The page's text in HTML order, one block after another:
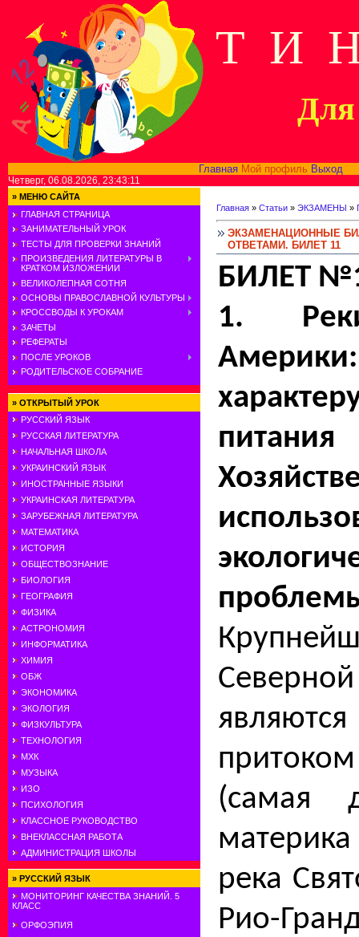
Т И
Для
Главная Мой профиль Выход
Четверг, 06.08.2026, 23:43:11
» МЕНЮ САЙТА
ГЛАВНАЯ СТРАНИЦА
ЗАНИМАТЕЛЬНЫЙ УРОК
ТЕСТЫ ДЛЯ ПРОВЕРКИ ЗНАНИЙ
ПРОИЗВЕДЕНИЯ ЛИТЕРАТУРЫ В
КРАТКОМ ИЗЛОЖЕНИИ
ВЕЛИКОЛЕПНАЯ СОТНЯ
ОСНОВЫ ПРАВОСЛАВНОЙ КУЛЬТУРЫ
КРОССВОДЫ К УРОКАМ
ЗАЧЕТЫ
РЕФЕРАТЫ
ПОСЛЕ УРОКОВ
РОДИТЕЛЬСКОЕ СОБРАНИЕ
» ОТКРЫТЫЙ УРОК
РУССКИЙ ЯЗЫК
РУССКАЯ ЛИТЕРАТУРА
НАЧАЛЬНАЯ ШКОЛА
УКРАИНСКИЙ ЯЗЫК
ИНОСТРАННЫЕ ЯЗЫКИ
УКРАИНСКАЯ ЛИТЕРАТУРА
ЗАРУБЕЖНАЯ ЛИТЕРАТУРА
МАТЕМАТИКА
ИСТОРИЯ
ОБЩЕСТВОЗНАНИЕ
БИОЛОГИЯ
ГЕОГРАФИЯ
ФИЗИКА
АСТРОНОМИЯ
ИНФОРМАТИКА
ХИМИЯ
ОБЖ
ЭКОНОМИКА
ЭКОЛОГИЯ
ФИЗКУЛЬТУРА
ТЕХНОЛОГИЯ
МХК
МУЗЫКА
ИЗО
ПСИХОЛОГИЯ
КЛАССНОЕ РУКОВОДСТВО
ВНЕКЛАССНАЯ РАБОТА
АДМИНИСТРАЦИЯ ШКОЛЫ
» РУССКИЙ ЯЗЫК
МОНИТОРИНГ КАЧЕСТВА ЗНАНИЙ. 5
КЛАСС
ОРФОЭПИЯ
Главная » Статьи » ЭКЗАМЕНЫ »
ЭКЗАМЕНАЦИОННЫЕ
ОТВЕТАМИ. БИЛЕТ 11
БИЛЕТ
1.
(самая
река
Рио-